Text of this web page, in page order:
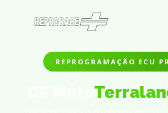
REPROGRAMAÇÃO ECU